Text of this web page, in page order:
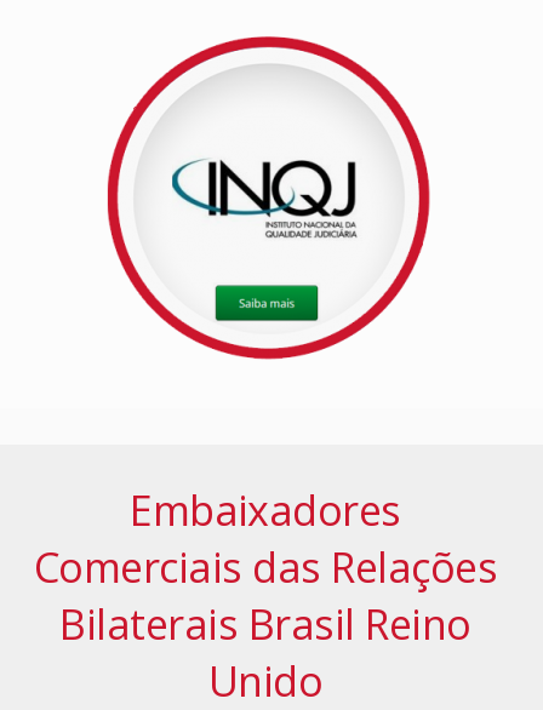
Embaixadores
Comerciais das Relações
Bilaterais Brasil Reino
Unido